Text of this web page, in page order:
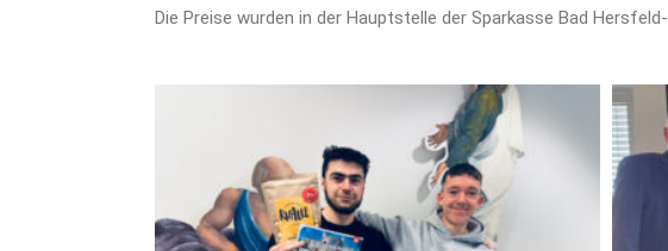
Die Preise wurden in der Hauptstelle der Sparkasse Bad